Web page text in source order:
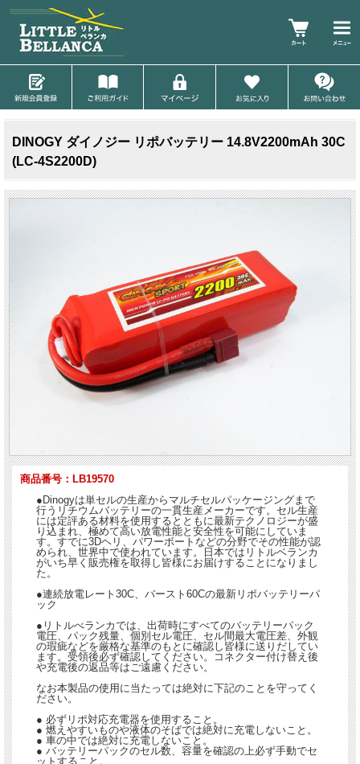
DINOGY ダイノジー リポバッテリー 14.8V2200mAh 30C
(LC-4S2200D)
商品番号：LB19570
●Dinogyは単セルの生産からマルチセルパッケージングまで
行うリチウムバッテリーの一貫生産メーカーです。セル生産
には定評ある材料を使用するとともに最新テクノロジーが盛
り込まれ、極めて高い放電性能と安全性を可能にしていま
す。すでに3Dヘリ、パワーボートなどの分野でその性能が認
められ、世界中で使われています。日本ではリトルベランカ
がいち早く販売権を取得し皆様にお届けすることになりまし
た。
●連続放電レート30C、バースト60Cの最新リポバッテリーパ
ック
●リトルべランカでは、出荷時にすべてのバッテリーパック
電圧、パック残量、個別セル電圧、セル間最大電圧差、外観
の瑕疵などを厳格な基準のもとに確認し皆様に送りだしてい
ます。受領後必ず確認してください。コネクター付け替え後
や充電後の返品等はご遠慮ください。
なお本製品の使用に当たっては絶対に下記のことを守ってく
ださい。
● 必ずリポ対応充電器を使用すること。
● 燃えやすいものや液体のそばでは絶対に充電しないこと。
● 車の中では絶対に充電しないこと。
● バッテリーパックのセル数、容量を確認の上必ず手動でセ
ットすること。